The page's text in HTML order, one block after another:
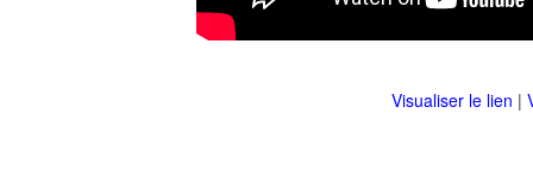
Visualiser le lien |